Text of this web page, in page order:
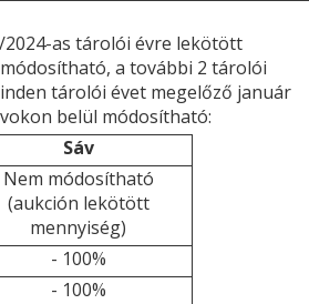
2024-as tárolói évre lekötött
a további 2 tárolói
tárolói évet megelőző január
belül módosítható:
Sáv
Nem módosítható
(aukción lekötött
mennyiség)
- 100%
- 100%